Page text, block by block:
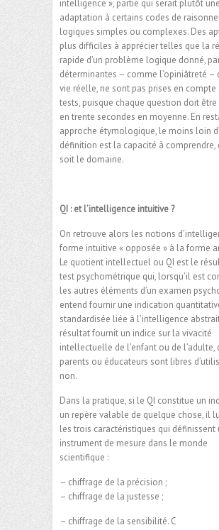
intelligence », partie qui serait plutôt une
adaptation à certains codes de
logiques simples ou complexes. Des
plus difficiles à apprécier telles que la
rapide d’un problème logique donné,
déterminantes – comme l’opiniâtreté –
vie réelle, ne sont pas prises en compte
tests, puisque chaque question doit
en trente secondes en moyenne. En
approche étymologique, le moins loin
définition est la capacité à comprendre,
soit le domaine.
QI : et l’intelligence intuitive ?
On retrouve alors les notions
forme intuitive « opposée » à la forme
Le quotient intellectuel ou QI est le
test psychométrique qui, lorsqu’il est
les autres éléments d’un examen
entend fournir une indication
standardisée liée à l’intelligence
résultat fournit un indice sur la vivacité
intellectuelle de l’enfant ou de l’adulte,
parents ou éducateurs sont libres
non.
Dans la pratique, si le QI constitue un
un repère valable de quelque chose, il
les trois caractéristiques qui définissent
instrument de mesure dans le monde
scientifique :
– chiffrage de la précision ;
– chiffrage de la justesse ;
– chiffrage de la sensibilité. C